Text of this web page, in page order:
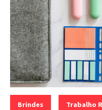
Categorias:
Brindes Trabalho